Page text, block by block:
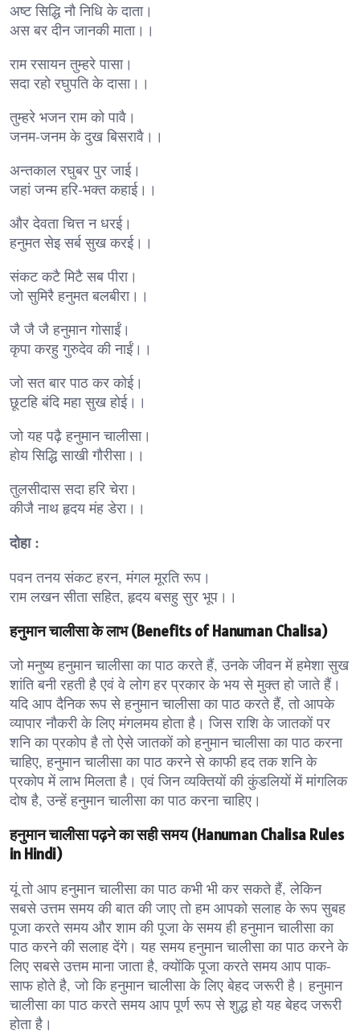
अष्ट सिद्धि नौ निधि के दाता।
अस बर दीन जानकी माता।।
राम रसायन तुम्हरे पासा।
सदा रहो रघुपति के दासा।।
तुम्हरे भजन राम को पावै।
जनम-जनम के दुख बिसरावै।।
अन्तकाल रघुबर पुर जाई।
जहां जन्म हरि-भक्त कहाई।।
और देवता चित्त न धरई।
हनुमत सेइ सर्ब सुख करई।।
संकट कटै मिटै सब पीरा।
जो सुमिरै हनुमत बलबीरा।।
जै जै जै हनुमान गोसाईं।
कृपा करहु गुरुदेव की नाईं।।
जो सत बार पाठ कर कोई।
छूटहि बंदि महा सुख होई।।
जो यह पढ़ै हनुमान चालीसा।
होय सिद्धि साखी गौरीसा।।
तुलसीदास सदा हरि चेरा।
कीजै नाथ हृदय मंह डेरा।।
दोहा :
पवन तनय संकट हरन, मंगल मूरति रूप।
राम लखन सीता सहित, हृदय बसहु सुर भूप।।
हनुमान चालीसा के लाभ (Benefits of Hanuman Chalisa)
जो मनुष्य हनुमान चालीसा का पाठ करते हैं, उनके जीवन में हमेशा सुख
शांति बनी रहती है एवं वे लोग हर प्रकार के भय से मुक्त हो जाते हैं।
यदि आप दैनिक रूप से हनुमान चालीसा का पाठ करते हैं, तो आपके
व्यापार नौकरी के लिए मंगलमय होता है। जिस राशि के जातकों पर
शनि का प्रकोप है तो ऐसे जातकों को हनुमान चालीसा का पाठ करना
चाहिए, हनुमान चालीसा का पाठ करने से काफी हद तक शनि के
प्रकोप में लाभ मिलता है। एवं जिन व्यक्तियों की कुंडलियों में मांगलिक
दोष है, उन्हें हनुमान चालीसा का पाठ करना चाहिए।
हनुमान चालीसा पढ़ने का सही समय (Hanuman Chalisa Rules
in Hindi)
यूं तो आप हनुमान चालीसा का पाठ कभी भी कर सकते हैं, लेकिन
सबसे उत्तम समय की बात की जाए तो हम आपको सलाह के रूप सुबह
पूजा करते समय और शाम की पूजा के समय ही हनुमान चालीसा का
पाठ करने की सलाह देंगे। यह समय हनुमान चालीसा का पाठ करने के
लिए सबसे उत्तम माना जाता है, क्योंकि पूजा करते समय आप पाक-
साफ होते है, जो कि हनुमान चालीसा के लिए बेहद जरूरी है। हनुमान
चालीसा का पाठ करते समय आप पूर्ण रूप से शुद्ध हो यह बेहद जरूरी
होता है।